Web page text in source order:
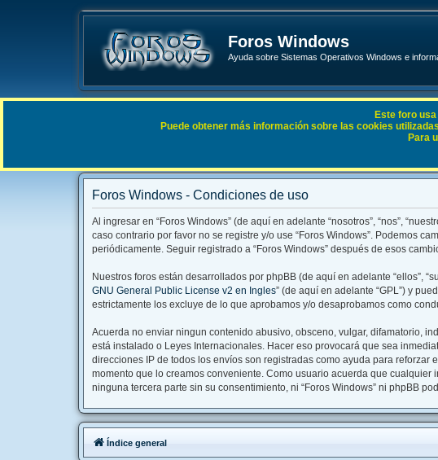
Foros Windows
Ayuda sobre Sistemas Operativos Windows e
Enlaces rápidos FAQ
Foros Windows - Condiciones de uso
Al ingresar en “Foros Windows” (de aquí en adelante “nosotros”, “nos”,
caso contrario por favor no se registre y/o use “Foros Windows”. Podemos
periódicamente. Seguir registrado a “Foros Windows” después de esos
Nuestros foros están desarrollados por phpBB (de aquí en adelante “ellos”,
GNU General Public License v2 en Ingles” (de aquí en adelante “GPL”) y
estrictamente los excluye de lo que aprobamos y/o desaprobamos como
Acuerda no enviar ningun contenido abusivo, obsceno, vulgar, difamatorio,
está instalado o Leyes Internacionales. Hacer eso provocará que sea
direcciones IP de todos los envíos son registradas como ayuda para reforzar
momento que lo creamos conveniente. Como usuario acuerda que
ninguna tercera parte sin su consentimiento, ni “Foros Windows” ni phpBB
Este foro
Puede obtener más información sobre las cookies
Para
Índice general